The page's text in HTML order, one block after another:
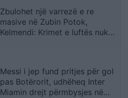
Zbulohet një varrezë e re
masive në Zubin Potok,
Kelmendi: Krimet e luftës nuk
Messi i jep fund pritjes për gol
pas Botërorit, udhëheq Inter
Miamin drejt përmbysjes në